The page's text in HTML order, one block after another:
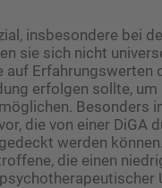
insbesondere bei
sie sich nicht
auf Erfahrungswerten
erfolgen sollte,
Besonders
die von einer DiGA
werden
die einen